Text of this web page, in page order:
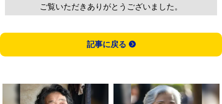
ご覧いただきありがとうございました。
記事に戻る